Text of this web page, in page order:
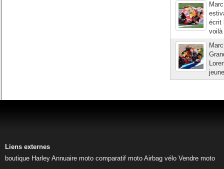
écrit
voilà
Liens externes
boutique Harley Annuaire moto comparatif moto Airbag vélo Vendre moto